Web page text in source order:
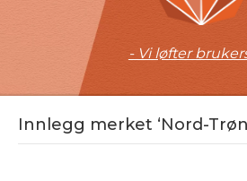
- Vi løfter
Innlegg merket ‘Nord-